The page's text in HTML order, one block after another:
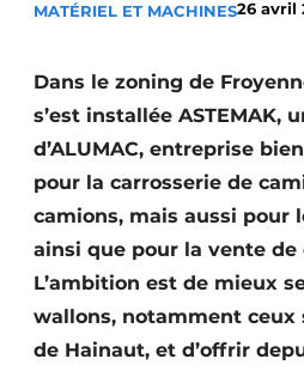
Construction bois
Contrôle d’accès
Éclairage
Fondations
MATÉRIEL ET MACHINES26 avril
Dans le zoning de
s’est installée ASTEMAK,
d’ALUMAC, entreprise
pour la carrosserie de
camions, mais aussi pour
ainsi que pour la vente de
L’ambition est de mieux
wallons, notamment ceux
de Hainaut, et d’offrir